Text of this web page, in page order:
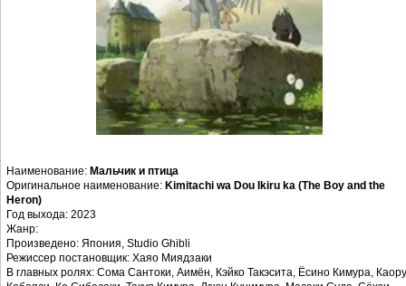
Наименование: Мальчик и птица
Оригинальное наименование: Kimitachi wa Dou Ikiru ka (The Boy and the
Heron)
Год выхода: 2023
Жанр:
Произведено: Япония, Studio Ghibli
Режиссер постановщик: Хаяо Миядзаки
В главных ролях: Сома Сантоки, Аимён, Кэйко Такэсита, Ёсино Кимура, Каору